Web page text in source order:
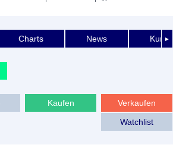
►
Charts News
Verkaufen
Kaufen
Watchlist